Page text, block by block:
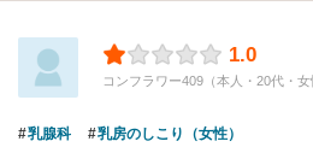
1.0
コンフラワー409（本人・20代・女
乳腺科 乳房のしこり（女性）